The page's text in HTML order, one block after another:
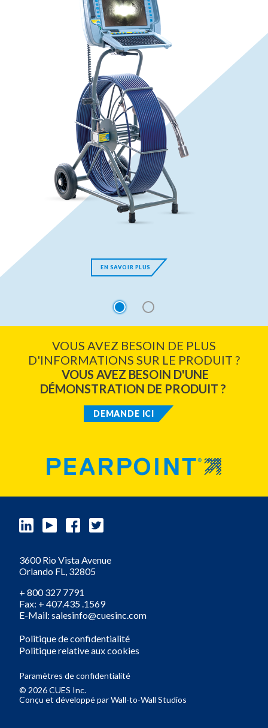
EN SAVOIR PLUS
VOUS AVEZ BESOIN DE PLUS
D'INFORMATIONS SUR LE PRODUIT ?
VOUS AVEZ BESOIN D'UNE
DÉMONSTRATION DE PRODUIT ?
DEMANDE ICI
3600 Rio Vista Avenue
Orlando FL, 32805
+ 800 327 7791
Fax: + 407.435 .1569
E-Mail: salesinfo@cuesinc.com
Politique de confidentialité
Politique relative aux cookies
Paramètres de confidentialité
© 2026 CUES Inc.
Conçu et développé parWall-to-Wall Studios